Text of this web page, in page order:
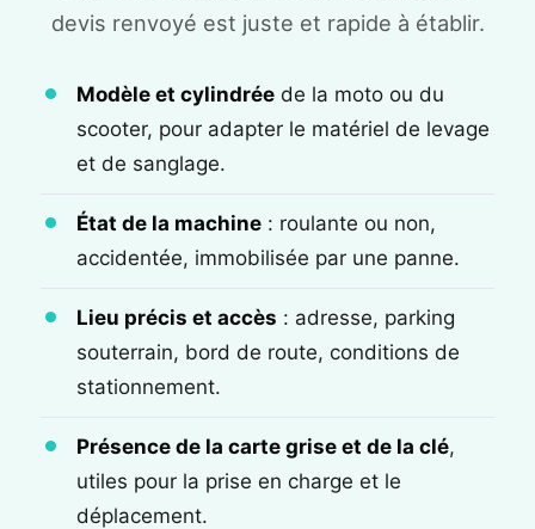
devis renvoyé est juste et rapide à établir.
Modèle et cylindrée de la moto ou du
scooter, pour adapter le matériel de levage
et de sanglage.
État de la machine : roulante ou non,
accidentée, immobilisée par une panne.
Lieu précis et accès : adresse, parking
souterrain, bord de route, conditions de
stationnement.
Présence de la carte grise et de la clé,
utiles pour la prise en charge et le
déplacement.